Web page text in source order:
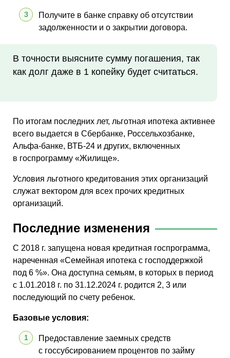
Получите в банке справку об отсутствии
задолженности и о закрытии договора.
В точности выясните сумму погашения, так
как долг даже в 1 копейку будет считаться.
По итогам последних лет, льготная ипотека активнее
всего выдается в Сбербанке, Россельхозбанке,
Альфа-банке, ВТБ-24 и других, включенных
в госпрограмму «Жилище».
Условия льготного кредитования этих организаций
служат вектором для всех прочих кредитных
организаций.
Последние изменения
С 2018 г. запущена новая кредитная госпрограмма,
нареченная «Семейная ипотека с господдержкой
под 6 %». Она доступна семьям, в которых в период
с 1.01.2018 г. по 31.12.2024 г. родится 2, 3 или
последующий по счету ребенок.
Базовые условия:
Предоставление заемных средств
с госсубсированием процентов по займу